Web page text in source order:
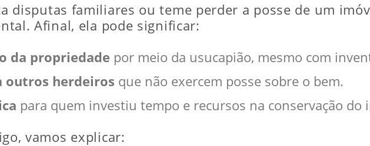
disputas familiares ou teme perder a posse de um
Afinal, ela pode significar:
da propriedade por meio da usucapião, mesmo com
outros herdeiros que não exercem posse sobre o bem.
para quem investiu tempo e recursos na conservação do
vamos explicar: